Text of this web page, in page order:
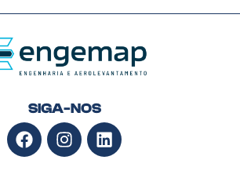
SIGA-NOS